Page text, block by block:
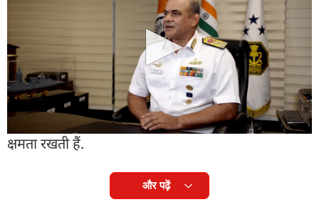
खट्टे किए थे, बल्कि भारतीय सुरक्षा नीति को एक नई दिशा भी
दी थी. भारत की सैन्य तैयारी पहले से कहीं अधिक घातक और
आधुनिक हो चुकी है. अगर आज फिर से सीमा पार किसी बड़ी
कार्रवाई या एयर स्ट्राइक की जरूरत पड़ती है, तो भारत की
सेनाएं- भारतीय थल सेना, भारतीय वायु सेना और भारतीय
नौसेना - दुश्मन को पलक झपकते ही मिट्टी में मिलाने की
क्षमता रखती हैं.
और पढ़ें